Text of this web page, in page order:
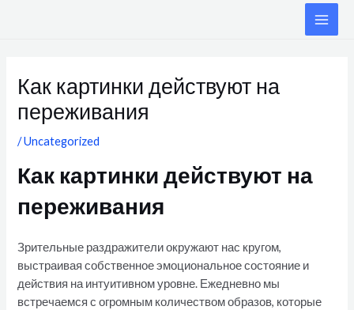
Как картинки действуют на
переживания
/Uncategorized
Как картинки действуют на
переживания
Зрительные раздражители окружают нас кругом,
выстраивая собственное эмоциональное состояние и
действия на интуитивном уровне. Ежедневно мы
встречаемся с огромным количеством образов, которые